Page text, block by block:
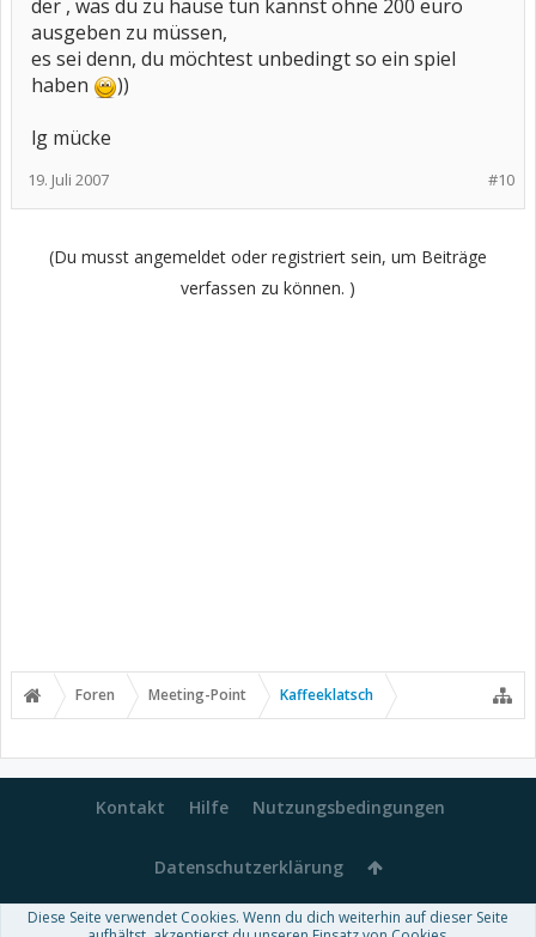
der , was du zu hause tun kannst ohne 200 euro
ausgeben zu müssen,
es sei denn, du möchtest unbedingt so ein spiel
haben
))
lg mücke
#10
19. Juli 2007
(Du musst angemeldet oder registriert sein, um Beiträge
verfassen zu können. )
Foren Meeting-Point Kaffeeklatsch
Kontakt Hilfe Nutzungsbedingungen
Datenschutzerklärung
Diese Seite verwendet Cookies. Wenn du dich weiterhin auf dieser Seite